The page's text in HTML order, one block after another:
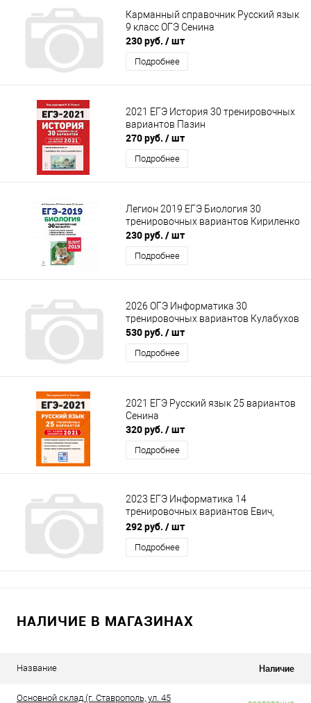
Карманный справочник Русский язык
9 класс ОГЭ Сенина
230 руб. / шт
Подробнее
2021 ЕГЭ История 30 тренировочных
вариантов Пазин
270 руб. / шт
Подробнее
Легион 2019 ЕГЭ Биология 30
тренировочных вариантов Кириленко
230 руб. / шт
Подробнее
2026 ОГЭ Информатика 30
тренировочных вариантов Кулабухов
530 руб. / шт
Подробнее
2021 ЕГЭ Русский язык 25 вариантов
Сенина
320 руб. / шт
Подробнее
2023 ЕГЭ Информатика 14
тренировочных вариантов Евич,
Иванов, Ханин
292 руб. / шт
Подробнее
НАЛИЧИЕ В МАГАЗИНАХ
Название Наличие
Основной склад (г. Ставрополь, ул. 45